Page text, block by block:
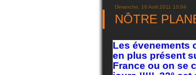
Dimanche, 10 Avril 2011 10:04
NÔTRE
Les évenements
en plus présent
France ou on se